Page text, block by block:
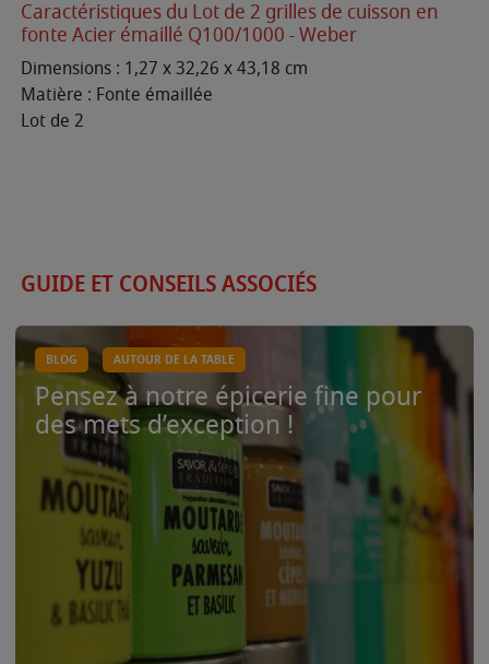
Caractéristiques du Lot de 2 grilles de cuisson en
fonte Acier émaillé Q100/1000 - Weber
Dimensions : 1,27 x 32,26 x 43,18 cm
Matière : Fonte émaillée
Lot de 2
GUIDE ET CONSEILS ASSOCIÉS
BLOG AUTOUR DE LA TABLE
Pensez à notre épicerie fine pour
des mets d’exception !